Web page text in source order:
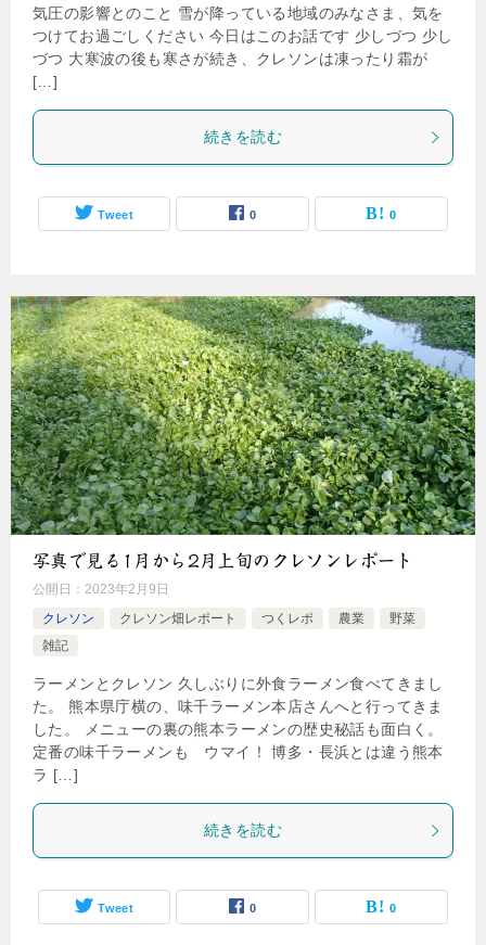
気圧の影響とのこと 雪が降っている地域のみなさま、気を
つけてお過ごしください 今日はこのお話です 少しづつ 少し
づつ 大寒波の後も寒さが続き、クレソンは凍ったり霜が
[…]
続きを読む
Tweet 0 0
写真で見る1月から2月上旬のクレソンレポート
公開日： 2023年2月9日
クレソン
クレソン畑レポート つくレポ 農業
野菜
雑記
ラーメンとクレソン 久しぶりに外食ラーメン食べてきまし
た。 熊本県庁横の、味千ラーメン本店さんへと行ってきま
した。 メニューの裏の熊本ラーメンの歴史秘話も面白く。
定番の味千ラーメンも ウマイ！ 博多・長浜とは違う熊本
ラ […]
続きを読む
Tweet 0 0